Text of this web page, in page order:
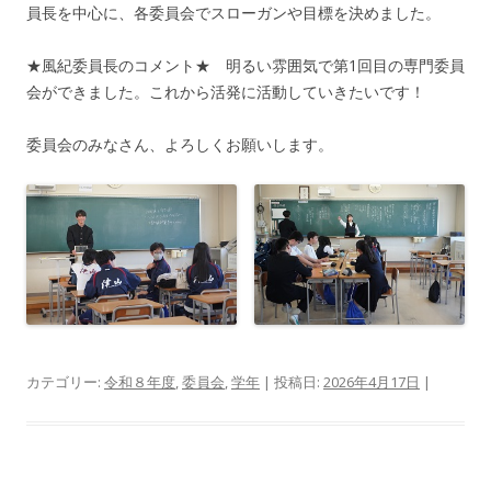
員長を中心に、各委員会でスローガンや目標を決めました。
★風紀委員長のコメント★ 明るい雰囲気で第1回目の専門委員
会ができました。これから活発に活動していきたいです！
委員会のみなさん、よろしくお願いします。
カテゴリー: 令和８年度,委員会,学年 | 投稿日: 2026年4月17日 |